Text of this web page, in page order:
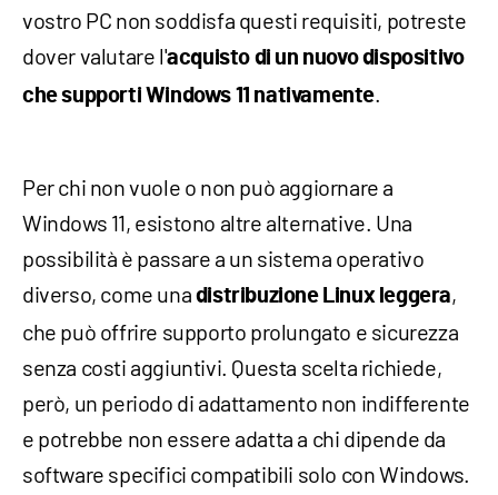
vostro PC non soddisfa questi requisiti, potreste
dover valutare l'acquisto di un nuovo dispositivo
che supporti Windows 11 nativamente.
Per chi non vuole o non può aggiornare a
Windows 11, esistono altre alternative. Una
possibilità è passare a un sistema operativo
diverso, come una distribuzione Linux leggera,
che può offrire supporto prolungato e sicurezza
senza costi aggiuntivi. Questa scelta richiede,
però, un periodo di adattamento non indifferente
e potrebbe non essere adatta a chi dipende da
software specifici compatibili solo con Windows.